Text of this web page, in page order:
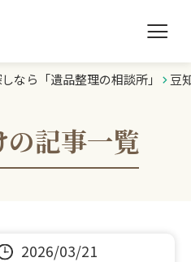
TOP
なら「遺品整理の相談所」 豆
記事一覧
2026/03/21